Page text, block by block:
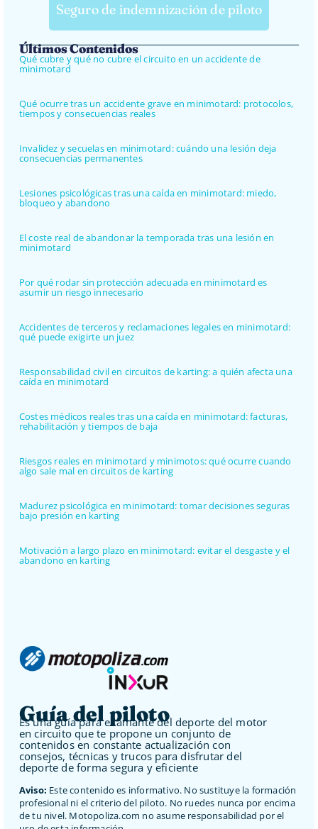
Seguro de indemnización de piloto
Últimos Contenidos
Qué cubre y qué no cubre el circuito en un accidente de
minimotard
Qué ocurre tras un accidente grave en minimotard: protocolos,
tiempos y consecuencias reales
Invalidez y secuelas en minimotard: cuándo una lesión deja
consecuencias permanentes
Lesiones psicológicas tras una caída en minimotard: miedo,
bloqueo y abandono
El coste real de abandonar la temporada tras una lesión en
minimotard
Por qué rodar sin protección adecuada en minimotard es
asumir un riesgo innecesario
Accidentes de terceros y reclamaciones legales en minimotard:
qué puede exigirte un juez
Responsabilidad civil en circuitos de karting: a quién afecta una
caída en minimotard
Costes médicos reales tras una caída en minimotard: facturas,
rehabilitación y tiempos de baja
Riesgos reales en minimotard y minimotos: qué ocurre cuando
algo sale mal en circuitos de karting
Madurez psicológica en minimotard: tomar decisiones seguras
bajo presión en karting
Motivación a largo plazo en minimotard: evitar el desgaste y el
abandono en karting
Guía del piloto
Es una guía para el amante del deporte del motor
en circuito que te propone un conjunto de
contenidos en constante actualización con
consejos, técnicas y trucos para disfrutar del
deporte de forma segura y eficiente
Aviso: Este contenido es informativo. No sustituye la formación
profesional ni el criterio del piloto. No ruedes nunca por encima
de tu nivel. Motopoliza.com no asume responsabilidad por el